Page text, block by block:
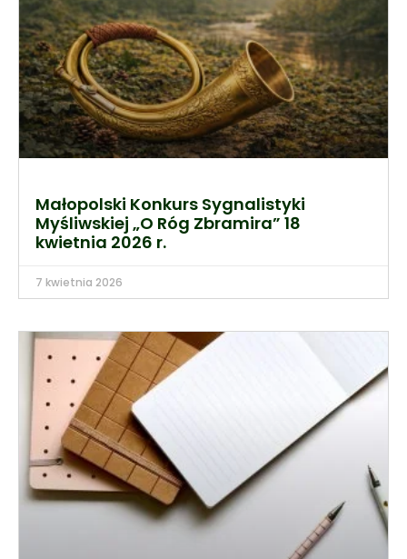
Małopolski Konkurs Sygnalistyki
Myśliwskiej „O Róg Zbramira” 18
kwietnia 2026 r.
7 kwietnia 2026